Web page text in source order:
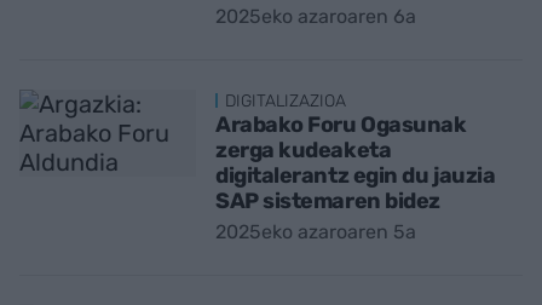
2025eko azaroaren 6a
DIGITALIZAZIOA
Arabako Foru Ogasunak
zerga kudeaketa
digitalerantz egin du jauzia
SAP sistemaren bidez
2025eko azaroaren 5a